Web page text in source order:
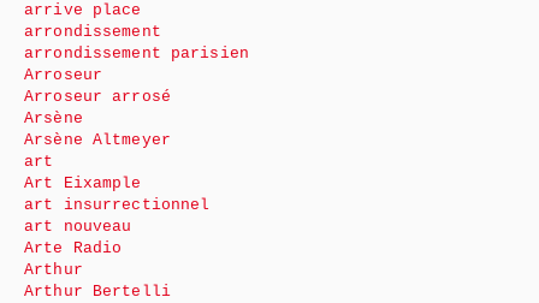
arrive place
arrondissement
arrondissement parisien
Arroseur
Arroseur arrosé
Arsène
Arsène Altmeyer
art
Art Eixample
art insurrectionnel
art nouveau
Arte Radio
Arthur
Arthur Bertelli